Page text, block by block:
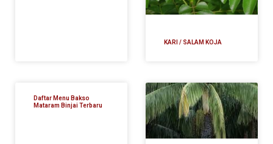
KARI / SALAM KOJA
Daftar Menu Bakso
Mataram Binjai Terbaru